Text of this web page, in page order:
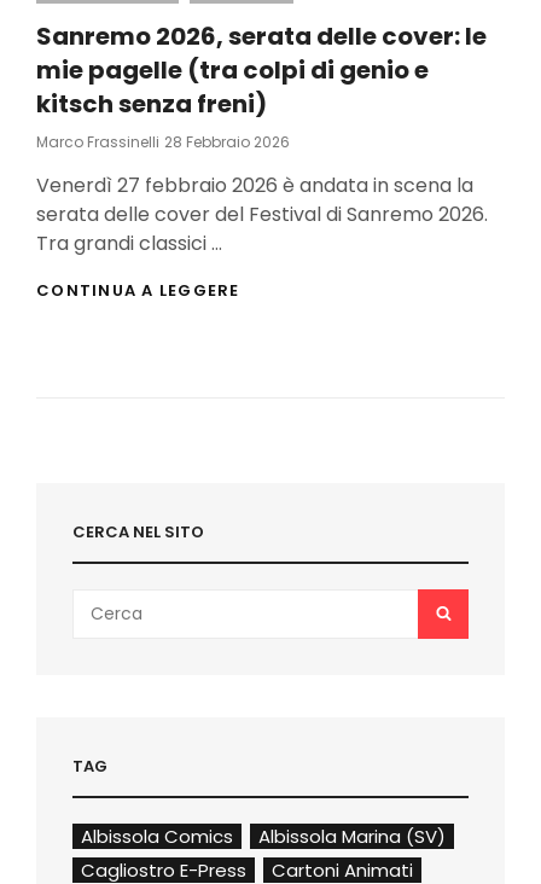
Sanremo 2026, serata delle cover: le
mie pagelle (tra colpi di genio e
kitsch senza freni)
Marco Frassinelli Posted
28 Febbraio 2026
Venerdì 27 febbraio 2026 è andata in scena la
serata delle cover del Festival di Sanremo 2026.
Tra grandi classici …
CONTINUA A LEGGERE
E
CERCA NEL SITO
for:
SEARCH
TAG
Albissola Comics
Albissola Marina (SV)
Cagliostro E-Press
Cartoni Animati